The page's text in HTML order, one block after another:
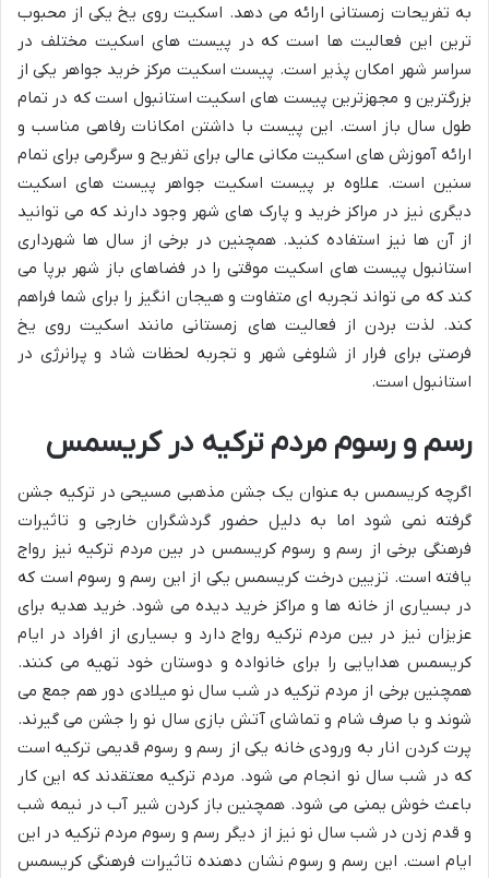
به تفریحات زمستانی ارائه می دهد. اسکیت روی یخ یکی از محبوب
ترین این فعالیت ها است که در پیست های اسکیت مختلف در
سراسر شهر امکان پذیر است. پیست اسکیت مرکز خرید جواهر یکی از
بزرگترین و مجهزترین پیست های اسکیت استانبول است که در تمام
طول سال باز است. این پیست با داشتن امکانات رفاهی مناسب و
ارائه آموزش های اسکیت مکانی عالی برای تفریح و سرگرمی برای تمام
سنین است. علاوه بر پیست اسکیت جواهر پیست های اسکیت
دیگری نیز در مراکز خرید و پارک های شهر وجود دارند که می توانید
از آن ها نیز استفاده کنید. همچنین در برخی از سال ها شهرداری
استانبول پیست های اسکیت موقتی را در فضاهای باز شهر برپا می
کند که می تواند تجربه ای متفاوت و هیجان انگیز را برای شما فراهم
کند. لذت بردن از فعالیت های زمستانی مانند اسکیت روی یخ
فرصتی برای فرار از شلوغی شهر و تجربه لحظات شاد و پرانرژی در
استانبول است.
رسم و رسوم مردم ترکیه در کریسمس
اگرچه کریسمس به عنوان یک جشن مذهبی مسیحی در ترکیه جشن
گرفته نمی شود اما به دلیل حضور گردشگران خارجی و تاثیرات
فرهنگی برخی از رسم و رسوم کریسمس در بین مردم ترکیه نیز رواج
یافته است. تزیین درخت کریسمس یکی از این رسم و رسوم است که
در بسیاری از خانه ها و مراکز خرید دیده می شود. خرید هدیه برای
عزیزان نیز در بین مردم ترکیه رواج دارد و بسیاری از افراد در ایام
کریسمس هدایایی را برای خانواده و دوستان خود تهیه می کنند.
همچنین برخی از مردم ترکیه در شب سال نو میلادی دور هم جمع می
شوند و با صرف شام و تماشای آتش بازی سال نو را جشن می گیرند.
پرت کردن انار به ورودی خانه یکی از رسم و رسوم قدیمی ترکیه است
که در شب سال نو انجام می شود. مردم ترکیه معتقدند که این کار
باعث خوش یمنی می شود. همچنین باز کردن شیر آب در نیمه شب
و قدم زدن در شب سال نو نیز از دیگر رسم و رسوم مردم ترکیه در این
ایام است. این رسم و رسوم نشان دهنده تاثیرات فرهنگی کریسمس